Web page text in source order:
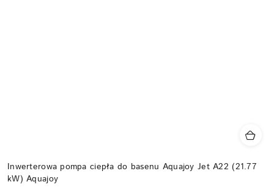
Inwerterowa pompa ciepła do basenu Aquajoy Jet A22 (21.77
kW) Aquajoy